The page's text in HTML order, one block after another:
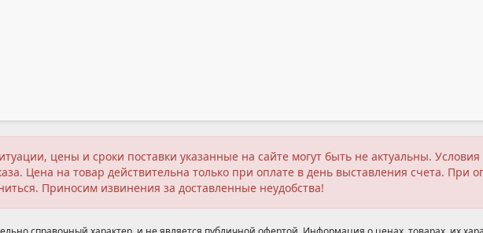
цены и сроки поставки указанные на сайте могут быть не актуальны.
Цена на товар действительна только при оплате в день выставления счета.
Приносим извинения за доставленные неудобства!